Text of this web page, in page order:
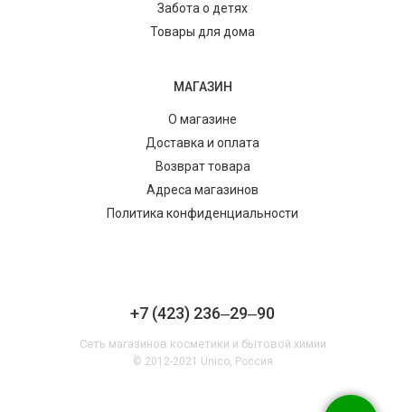
Сеть магазинов косметики и бытовой химии
+7 (423) 236‒29‒90
© 2012-2021 Unico, Россия
Забота о детях
Товары для дома
МАГАЗИН
О магазине
Доставка и оплата
Возврат товара
Адреса магазинов
Политика конфиденциальности